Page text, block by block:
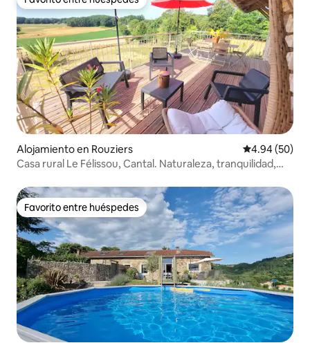
Favorito entre huéspedes
Alojamiento en Rouziers Calificación
4.94 (50)
Casa rural Le Félissou, Cantal. Naturaleza, tranquilidad,
Favorito entre huéspedes
Favorito entre huéspedes